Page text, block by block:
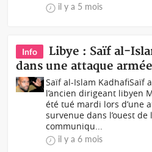
il y a 5 mois
Info
Libye : Saïf al-
dans une attaque
Saïf al-Islam KadhafiSaïf
l’ancien dirigeant libyen
été tué mardi lors d’une
survenue dans l’ouest de
communiqu...
il y a 6 mois